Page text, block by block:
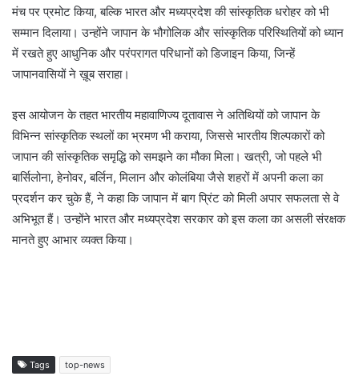
मंच पर प्रमोट किया, बल्कि भारत और मध्यप्रदेश की सांस्कृतिक धरोहर को भी
सम्मान दिलाया। उन्होंने जापान के भौगोलिक और सांस्कृतिक परिस्थितियों को ध्यान
में रखते हुए आधुनिक और परंपरागत परिधानों को डिजाइन किया, जिन्हें
जापानवासियों ने ख़ूब सराहा।
इस आयोजन के तहत भारतीय महावाणिज्य दूतावास ने अतिथियों को जापान के
विभिन्न सांस्कृतिक स्थलों का भ्रमण भी कराया, जिससे भारतीय शिल्पकारों को
जापान की सांस्कृतिक समृद्धि को समझने का मौका मिला। खत्री, जो पहले भी
बार्सिलोना, हेनोवर, बर्लिन, मिलान और कोलंबिया जैसे शहरों में अपनी कला का
प्रदर्शन कर चुके हैं, ने कहा कि जापान में बाग प्रिंट को मिली अपार सफलता से वे
अभिभूत हैं। उन्होंने भारत और मध्यप्रदेश सरकार को इस कला का असली संरक्षक
मानते हुए आभार व्यक्त किया।
Tags top-news